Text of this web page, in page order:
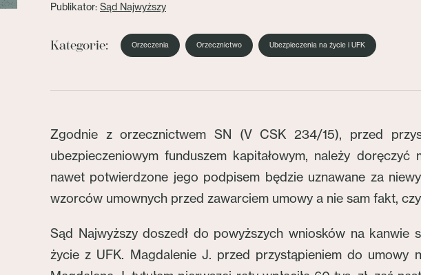
Publikator: Sąd Najwyższy
Kategorie: Orzeczenia Orzecznictwo Ubezpieczenia na życie i UFK
Zgodnie z orzecznictwem SN (V CSK 234/15), przed
ubezpieczeniowym funduszem kapitałowym, należy
nawet potwierdzone jego podpisem będzie uznawane za
wzorców umownych przed zawarciem umowy a nie sam fakt,
Sąd Najwyższy doszedł do powyższych wniosków na
życie z UFK. Magdalenie J. przed przystąpieniem do umowy